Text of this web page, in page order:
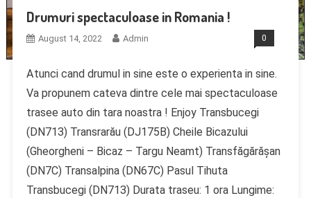
Drumuri spectaculoase in Romania !
August 14, 2022 Admin 0
Atunci cand drumul in sine este o experienta in sine.
Va propunem cateva dintre cele mai spectaculoase
trasee auto din tara noastra ! Enjoy Transbucegi
(DN713) Transrarău (DJ175B) Cheile Bicazului
(Gheorgheni – Bicaz – Targu Neamt) Transfăgărășan
(DN7C) Transalpina (DN67C) Pasul Tihuta
Transbucegi (DN713) Durata traseu: 1 ora Lungime: